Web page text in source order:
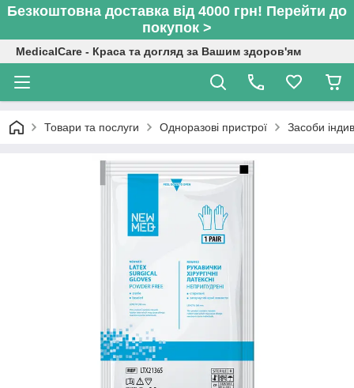
Безкоштовна доставка від 4000 грн! Перейти до
покупок >
MedicalCare - Краса та догляд за Вашим здоров'ям
Товари та послуги Одноразові пристрої Засоби